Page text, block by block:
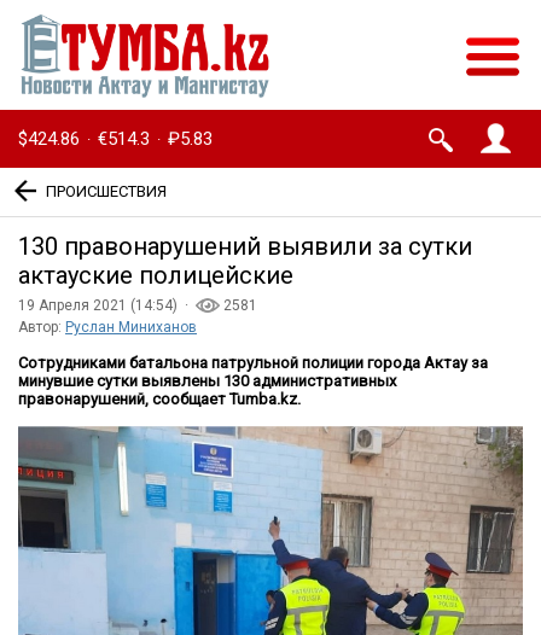
$424.86 · €514.3 · ₽5.83
ПРОИСШЕСТВИЯ
130 правонарушений выявили за сутки
актауские полицейские
19 Апреля 2021 (14:54) ·
2581
Автор: Руслан Миниханов
Сотрудниками батальона патрульной полиции города Актау за
минувшие сутки выявлены 130 административных
правонарушений, сообщает Tumba.kz.